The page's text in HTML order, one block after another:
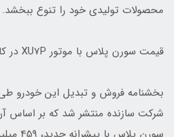
محصولات تولیدی خود را تنوع ببخشد.
قیمت سورن پلاس با موتور XU7P در کارخانه و بازار
بخشنامه فروش و تبدیل این خودرو
شرکت سازنده منتشر شد که بر اساس